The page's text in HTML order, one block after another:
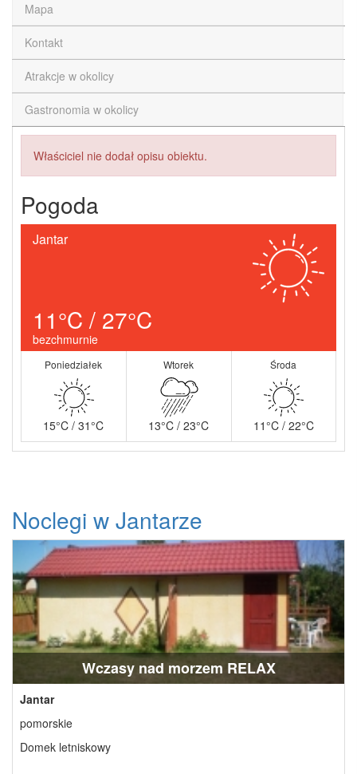
Mapa
Kontakt
Atrakcje w okolicy
Gastronomia w okolicy
Właściciel nie dodał opisu obiektu.
Pogoda
Jantar
11°C / 27°C
bezchmurnie
Poniedziałek
15°C / 31°C
Wtorek
13°C / 23°C
Środa
11°C / 22°C
Noclegi w Jantarze
Wczasy nad morzem RELAX
Jantar
pomorskie
Domek letniskowy